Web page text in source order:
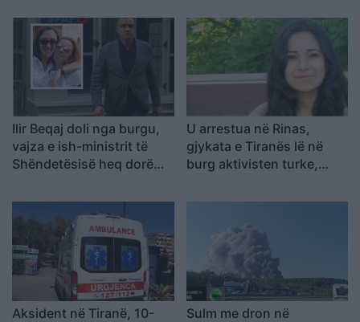
ndaj të treve
dhe Polonia përballet me
probleme energjetike
Ilir Beqaj doli nga burgu,
vajza e ish-ministrit të
Shëndetësisë heq dorë
U arrestua në Rinas,
gjykata e Tiranës lë në
burg aktivisten turke,
Aksident në Tiranë, 10- Sulm me dron në